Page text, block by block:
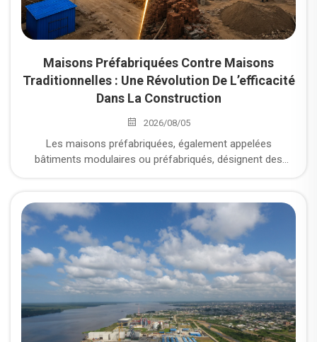
Maisons Préfabriquées Contre Maisons
Traditionnelles : Une Révolution De L’efficacité
Dans La Construction
2026/08/05
Les maisons préfabriquées, également appelées
bâtiments modulaires ou préfabriqués, désignent des
transportés sur le chantier pour y être assemblés. Quels
sont donc les avantages inégalés des maisons
préfabriquées par rapport aux structures traditionnelles en
briques ou en béton coulé sur place ?